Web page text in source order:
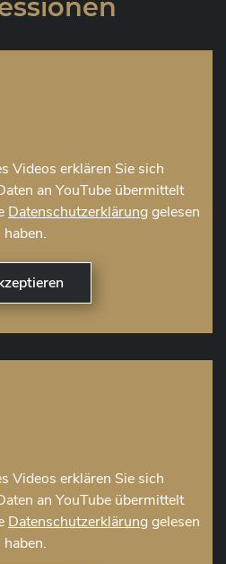
Videos erklären Sie sich
an YouTube übermittelt
Datenschutzerklärunggelesen
haben.
Videos erklären Sie sich
an YouTube übermittelt
Datenschutzerklärunggelesen
haben.